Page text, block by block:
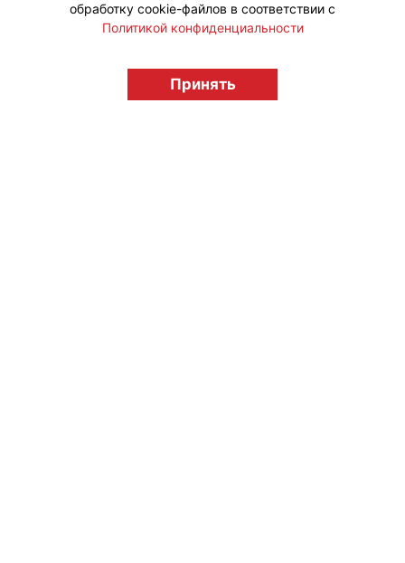
licensingrussia.ru, 2009-2026 12+
обработку cookie-файлов в соответствии с
Политикой конфиденциальности
Принять